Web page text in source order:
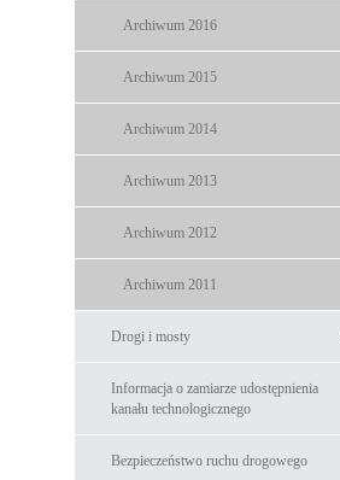
Archiwum 2016
Archiwum 2015
Archiwum 2014
Archiwum 2013
Archiwum 2012
Archiwum 2011
Drogi i mosty
Informacja o zamiarze udostępnienia
kanału technologicznego
Bezpieczeństwo ruchu drogowego